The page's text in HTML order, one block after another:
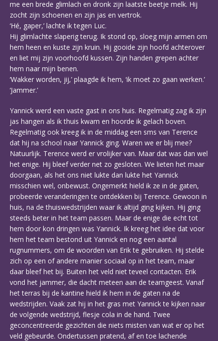
me een brede glimlach en dronk zijn laatste beetje melk. Hij
zocht zijn schoenen en zijn jas en vertrok.
‘Hé, gaper,’ lachte ik tegen Luc.
Hij glimlachte slaperig terug. Ik stond op, sloeg mijn armen om
hem heen en kuste zijn kruin. Hij gooide zijn hoofd achterover
en liet mij zijn voorhoofd kussen. Zijn handen grepen achter
hem naar mijn benen.
‘Wakker worden, jij,’ plaagde ik hem, ‘ik moet zo gaan werken.’
‘Jammer.’
Yannick werd een vaste gast in ons huis. Regelmatig zag ik zijn
jas hangen als ik thuis kwam en hoorde ik gelach boven.
Regelmatig ook kreeg ik in de middag een sms van Terence
dat hij na school naar Yannick ging. Waren we er blij mee?
Natuurlijk. Terence werd er vrolijker van. Maar dat was dan wel
het enige. Hij bleef verder net zo gesloten. We lieten het maar
doorgaan, als het ons niet lukte dan lukte het Yannick
misschien wel, onbewust. Ongemerkt hield ik ze in de gaten,
probeerde veranderingen te ontdekken bij Terence. Gewoon in
huis, na de thuiswedstrijden waar ik altijd ging kijken. Hij ging
steeds beter in het team passen. Maar de enige die echt tot
hem door kon dringen was Yannick. Ik kreeg het idee dat voor
hem het team bestond uit Yannick en nog een aantal
rugnummers, om de woorden van Erik te gebruiken. Hij stelde
zich op een of andere manier sociaal op in het team, maar
daar bleef het bij. Buiten het veld niet teveel contacten. Erik
vond het jammer, die dacht meteen aan de teamgeest. Vanaf
het terras bij de kantine hield ik hem in de gaten na de
wedstrijden. Vaak zat hij in het gras met Yannick te kijken naar
de volgende wedstrijd, flesje cola in de hand. Twee
geconcentreerde gezichten die niets misten van wat er op het
veld gebeurde. Ondertussen pratend, af en toe lachende